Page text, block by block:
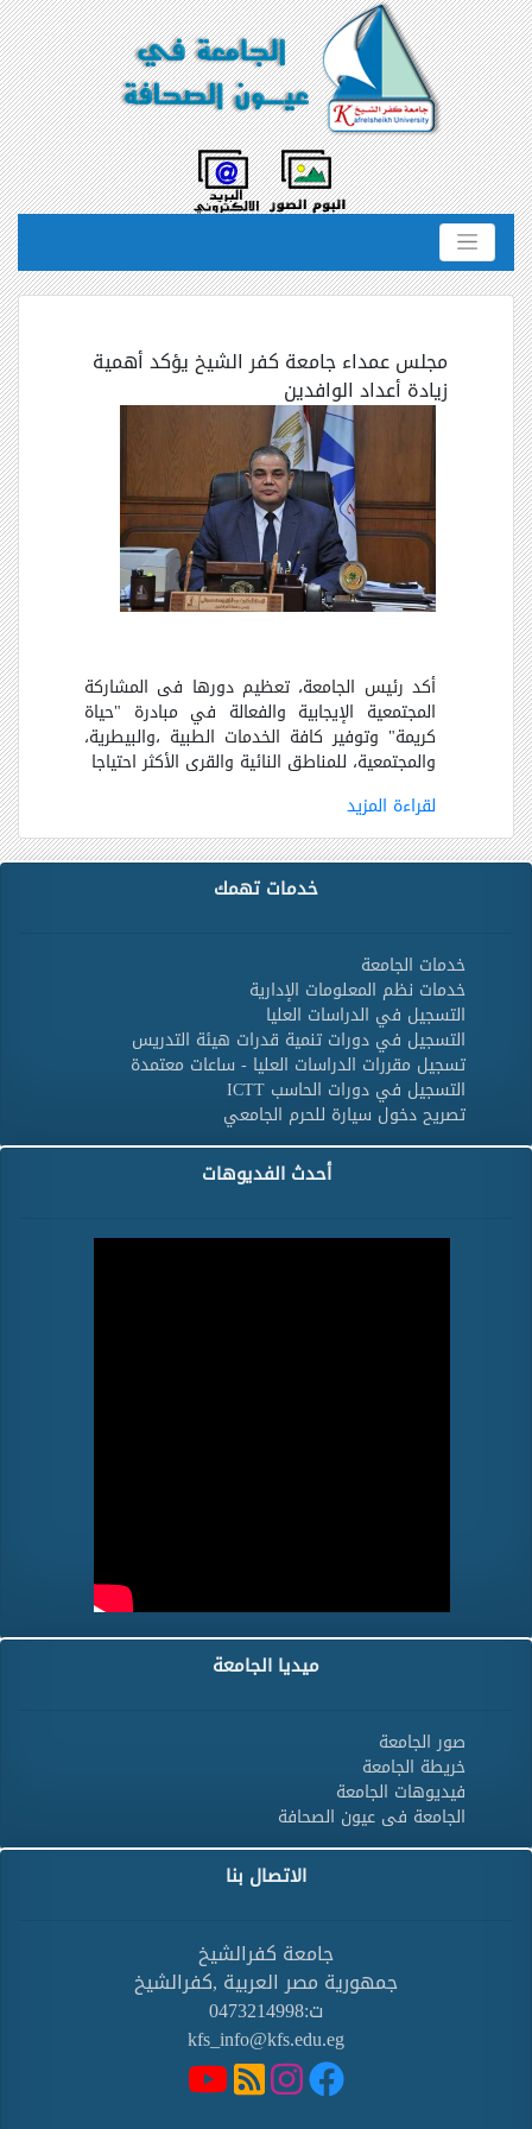
مجلس عمداء جامعة كفر الشيخ يؤكد أهمية
زيادة أعداد الوافدين
أكد رئيس الجامعة، تعظيم دورها فى المشاركة
المجتمعية الإيجابية والفعالة في مبادرة "حياة
كريمة" وتوفير كافة الخدمات الطبية ،والبيطرية،
والمجتمعية، للمناطق النائية والقرى الأكثر احتياجا
لقراءة المزيد
خدمات تهمك
خدمات الجامعة
خدمات نظم المعلومات الإدارية
التسجيل في الدراسات العليا
التسجيل في دورات تنمية قدرات هيئة التدريس
تسجيل مقررات الدراسات العليا - ساعات معتمدة
التسجيل في دورات الحاسب ICTT
تصريح دخول سيارة للحرم الجامعي
أحدث الفديوهات
ميديا الجامعة
صور الجامعة
خريطة الجامعة
فيديوهات الجامعة
الجامعة فى عيون الصحافة
الاتصال بنا
جامعة كفرالشيخ
جمهورية مصر العربية ,كفرالشيخ
ت:0473214998
kfs_info@kfs.edu.eg